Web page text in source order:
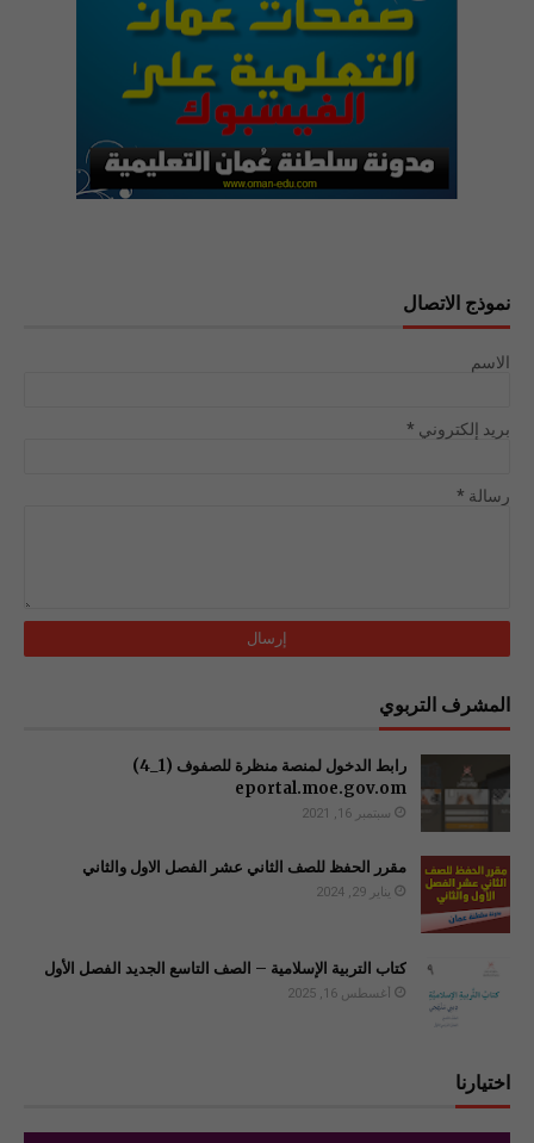
نموذج الاتصال
الاسم
بريد إلكتروني *
رسالة *
المشرف التربوي
رابط الدخول لمنصة منظرة للصفوف (1_4)
سبتمبر 16, 2021
مقرر الحفظ للصف الثاني عشر الفصل الاول والثاني
يناير 29, 2024
كتاب التربية الإسلامية – الصف التاسع الجديد الفصل الأول
أغسطس 16, 2025
اختيارنا